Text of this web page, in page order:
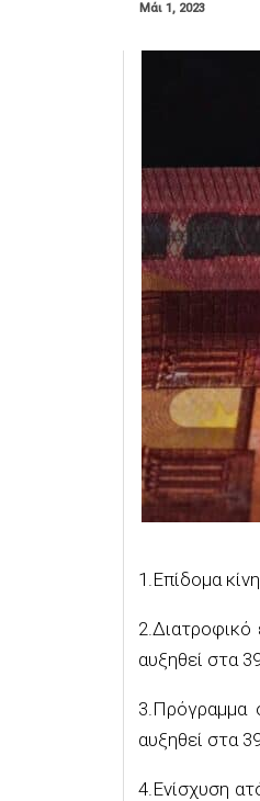
Μάι 1, 2023
1.Επίδομα
αυξηθεί στα
3.Πρόγραμμα
αυξηθεί στα
4.Ενίσχυση